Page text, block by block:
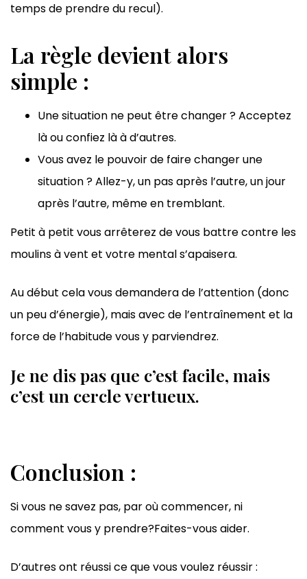
temps de prendre du recul).
La règle devient alors
simple :
Une situation ne peut être changer ? Acceptez
là ou confiez là à d’autres.
Vous avez le pouvoir de faire changer une
situation ? Allez-y, un pas après l’autre, un jour
après l’autre, même en tremblant.
Petit à petit vous arrêterez de vous battre contre les
moulins à vent et votre mental s’apaisera.
Au début cela vous demandera de l’attention (donc
un peu d’énergie), mais avec de l’entraînement et la
force de l’habitude vous y parviendrez.
Je ne dis pas que c’est facile, mais
c’est un cercle vertueux.
Conclusion :
Si vous ne savez pas, par où commencer, ni
comment vous y prendre?Faites-vous aider.
D’autres ont réussi ce que vous voulez réussir :